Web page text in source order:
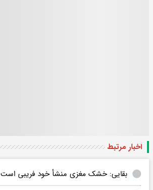
اخبار مرتبط
بقایی: خشک مغزی منشأ خود فریبی است